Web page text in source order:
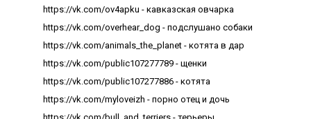
https://vk.com/ov4apku - кавказская овчарка
https://vk.com/overhear_dog - подслушано собаки
https://vk.com/animals_the_planet - котята в дар
https://vk.com/public107277789 - щенки
https://vk.com/public107277886 - котята
https://vk.com/myloveizh - порно отец и дочь